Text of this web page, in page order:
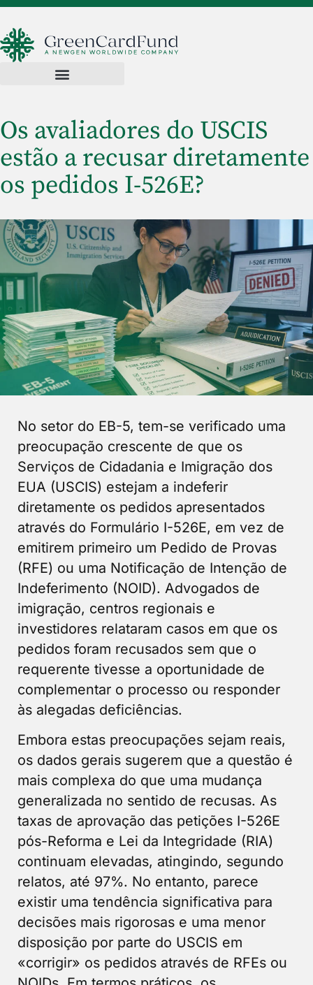
Os avaliadores do USCIS
estão a recusar diretamente
os pedidos I-526E?
No setor do EB-5, tem-se verificado uma
preocupação crescente de que os
Serviços de Cidadania e Imigração dos
EUA (USCIS) estejam a indeferir
diretamente os pedidos apresentados
através do Formulário I-526E, em vez de
emitirem primeiro um Pedido de Provas
(RFE) ou uma Notificação de Intenção de
Indeferimento (NOID). Advogados de
imigração, centros regionais e
investidores relataram casos em que os
pedidos foram recusados sem que o
requerente tivesse a oportunidade de
complementar o processo ou responder
às alegadas deficiências.
Embora estas preocupações sejam reais,
os dados gerais sugerem que a questão é
mais complexa do que uma mudança
generalizada no sentido de recusas. As
taxas de aprovação das petições I-526E
pós-Reforma e Lei da Integridade (RIA)
continuam elevadas, atingindo, segundo
relatos, até 97%. No entanto, parece
existir uma tendência significativa para
decisões mais rigorosas e uma menor
disposição por parte do USCIS em
«corrigir» os pedidos através de RFEs ou